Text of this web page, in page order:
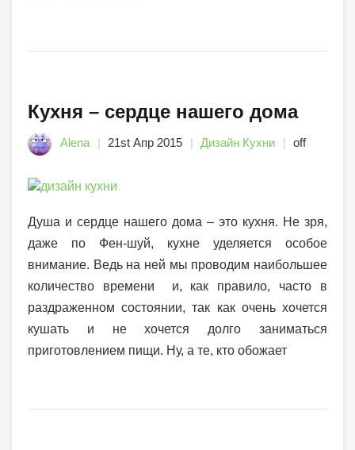
Кухня – сердце нашего дома
Alena 21st Апр 2015 Дизайн Кухни off
Душа и сердце нашего дома – это кухня. Не зря,
даже по Фен-шуй, кухне уделяется особое
внимание. Ведь на ней мы проводим наибольшее
количество времени и, как правило, часто в
раздраженном состоянии, так как очень хочется
кушать и не хочется долго заниматься
приготовлением пищи. Ну, а те, кто обожает